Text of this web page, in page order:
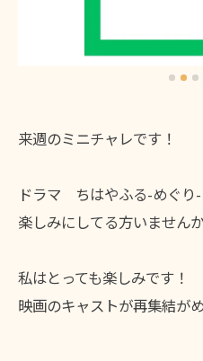
来週のミニチャレです！
ドラマ ちはやふる-めぐり-
楽しみにしてる方いません
私はとっても楽しみです！
映画のキャストが再集結が